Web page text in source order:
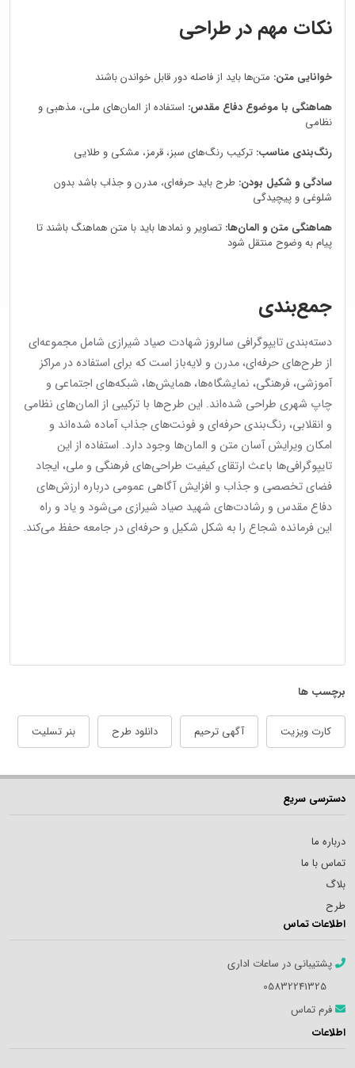
نکات مهم در طراحی
خوانایی متن: متن‌ها باید از فاصله دور قابل خواندن باشند
هماهنگی با موضوع دفاع مقدس: استفاده از المان‌های ملی، مذهبی و
نظامی
رنگ‌بندی مناسب: ترکیب رنگ‌های سبز، قرمز، مشکی و طلایی
سادگی و شکیل بودن: طرح باید حرفه‌ای، مدرن و جذاب باشد بدون
شلوغی و پیچیدگی
هماهنگی متن و المان‌ها: تصاویر و نمادها باید با متن هماهنگ باشند تا
پیام به وضوح منتقل شود
جمع‌بندی
دسته‌بندی تایپوگرافی سالروز شهادت صیاد شیرازی شامل مجموعه‌ای
از طرح‌های حرفه‌ای، مدرن و لایه‌باز است که برای استفاده در مراکز
آموزشی، فرهنگی، نمایشگاه‌ها، همایش‌ها، شبکه‌های اجتماعی و
چاپ شهری طراحی شده‌اند. این طرح‌ها با ترکیبی از المان‌های نظامی
و انقلابی، رنگ‌بندی حرفه‌ای و فونت‌های جذاب آماده شده‌اند و
امکان ویرایش آسان متن و المان‌ها وجود دارد. استفاده از این
تایپوگرافی‌ها باعث ارتقای کیفیت طراحی‌های فرهنگی و ملی، ایجاد
فضای تخصصی و جذاب و افزایش آگاهی عمومی درباره ارزش‌های
دفاع مقدس و رشادت‌های شهید صیاد شیرازی می‌شود و یاد و راه
این فرمانده شجاع را به شکل شکیل و حرفه‌ای در جامعه حفظ می‌کند.
برچسب ها
کارت ویزیت آگهی ترحیم دانلود طرح بنر تسلیت
دسترسی سریع
درباره ما
تماس با ما
بلاگ
طرح
اطلاعات تماس
پشتیبانی در ساعات اداری
05832241325
فرم تماس
اطلاعات